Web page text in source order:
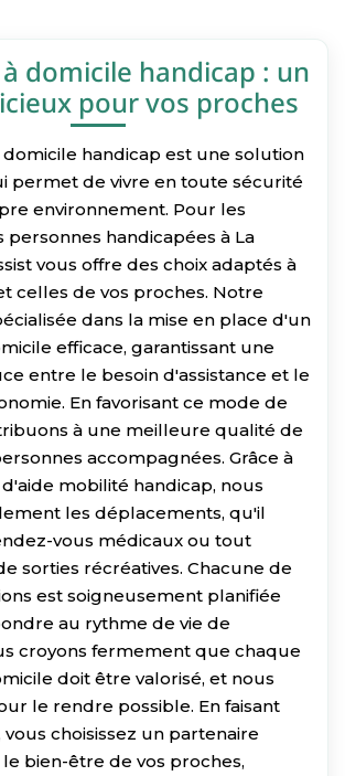
domicile handicap : un
pour vos proches
domicile handicap est une solution
permet de vivre en toute sécurité
environnement. Pour les
personnes handicapées à La
vous offre des choix adaptés à
celles de vos proches. Notre
dans la mise en place d'un
efficace, garantissant une
entre le besoin d'assistance et le
En favorisant ce mode de
à une meilleure qualité de
accompagnées. Grâce à
mobilité handicap, nous
les déplacements, qu'il
vous médicaux ou tout
sorties récréatives. Chacune de
est soigneusement planifiée
au rythme de vie de
croyons fermement que chaque
doit être valorisé, et nous
le rendre possible. En faisant
choisissez un partenaire
bien-être de vos proches,